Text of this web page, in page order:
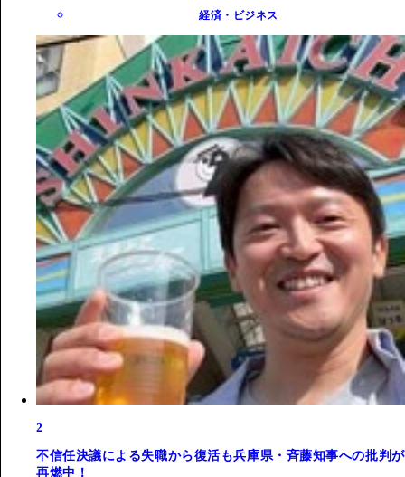
経済・ビジネス
2
不信任決議による失職から復活も兵庫県・斉藤知事への批判が
再燃中！